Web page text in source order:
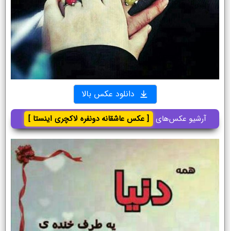
دانلود عکس بالا
آرشیو عکس‌های [ عکس عاشقانه دونفره لاکچری اینستا ]